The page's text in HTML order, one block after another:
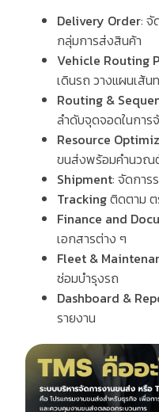
Delivery Order:จั
กลุ่มการส่งสินค้า
Vehicle Routing
เดินรถ วางแผนเส้
Routing &
ลำดับจุดจอดในการ
Resource
ขนส่งพร้อมคำนวณ
Shipment:จัดการ
Trackingติดตาม
Finance and
เอกสารต่าง ๆ
Fleet &
ซ่อมบำรุงรถ
Dashboard &
รายงาน